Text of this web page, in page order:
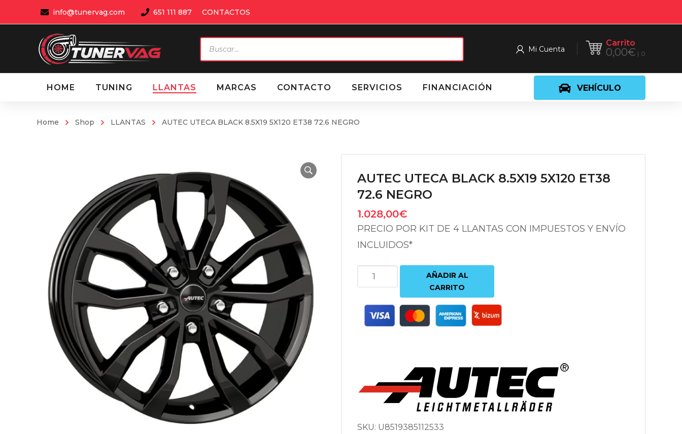
info@tunervag.com 651 111 887 CONTACTOS
Carrito
0,00€ 0
Mi Cuenta
de
productos
VEHÍCULO
HOME TUNING LLANTAS MARCAS CONTACTO SERVICIOS FINANCIACIÓN
Home Shop LLANTAS AUTEC UTECA BLACK 8.5X19 5X120 ET38 72.6 NEGRO
AUTEC UTECA BLACK 8.5X19 5X120 ET38
72.6 NEGRO
1.028,00€
PRECIO POR KIT DE 4 LLANTAS CON IMPUESTOS Y ENVÍO
INCLUIDOS*
AUTEC
UTECA
8.5X19
5X120
cantidad
AÑADIR AL
CARRITO
SKU: U8519385112533